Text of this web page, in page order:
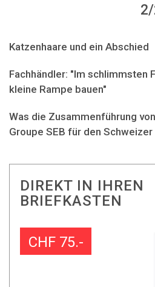
Katzenhaare und ein Abschied
Fachhändler: "Im schlimmsten
kleine Rampe bauen"
Was die Zusammenführung
Groupe SEB für den
DIREKT IN IHREN
BRIEFKASTEN
CHF 75.-